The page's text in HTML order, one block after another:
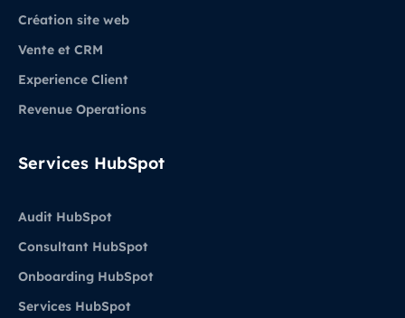
Création site web
Vente et CRM
Experience Client
Revenue Operations
Services HubSpot
Audit HubSpot
Consultant HubSpot
Onboarding HubSpot
Services HubSpot